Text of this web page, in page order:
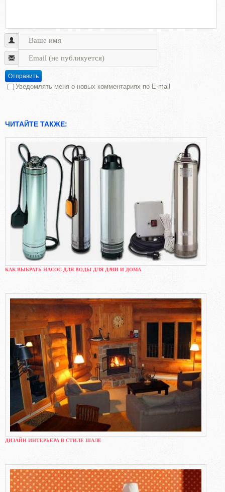
Отправить
Уведомлять меня о новых комментариях по E-mail
ЧИТАЙТЕ ТАКЖЕ:
КАК ВЫБРАТЬ НАСОС ДЛЯ ВОДЫ ДЛЯ ДАЧИ И ДОМА
ДИЗАЙН ИНТЕРЬЕРА В СТИЛЕ ШАЛЕ